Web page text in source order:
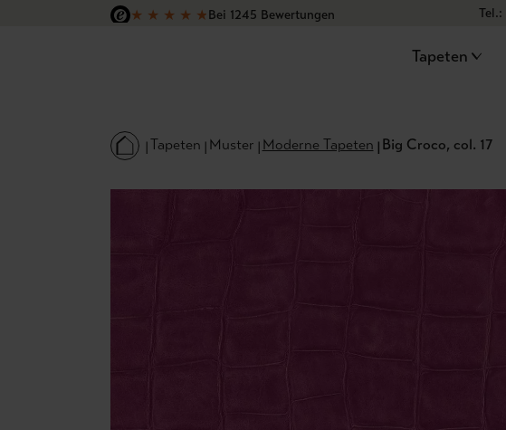
Hauptinhalt springen
Zur Suche springen
Zur Hauptnavigation springen
★ ★ ★ ★ ★Bei 1245 Bewertungen
Tel.:
Tapeten
Tapeten Muster Moderne Tapeten Big Croco, col. 17